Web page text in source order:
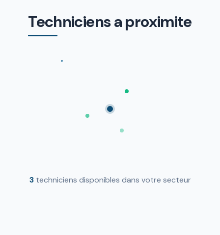
Techniciens a proximite
3techniciens disponibles dans votre secteur